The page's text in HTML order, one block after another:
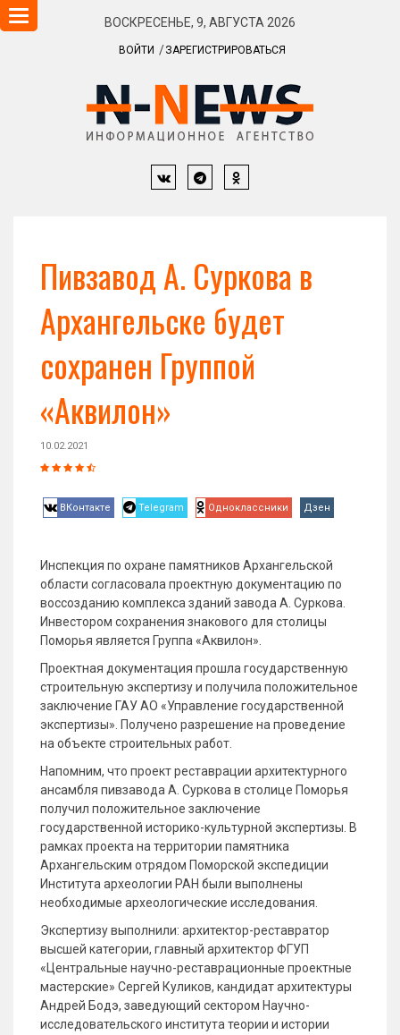
ВОСКРЕСЕНЬЕ, 9, АВГУСТА 2026
ВОЙТИ ЗАРЕГИСТРИРОВАТЬСЯ
Навигация
Пивзавод А. Суркова в
Архангельске будет
сохранен Группой
«Аквилон»
10.02.2021
ВКонтакте Telegram Одноклассники Дзен
Инспекция по охране памятников Архангельской
области согласовала проектную документацию по
воссозданию комплекса зданий завода А. Суркова.
Инвестором сохранения знакового для столицы
Поморья является Группа «Аквилон».
Проектная документация прошла государственную
строительную экспертизу и получила положительное
заключение ГАУ АО «Управление государственной
экспертизы». Получено разрешение на проведение
на объекте строительных работ.
Напомним, что проект реставрации архитектурного
ансамбля пивзавода А. Суркова в столице Поморья
получил положительное заключение
государственной историко-культурной экспертизы. В
рамках проекта на территории памятника
Архангельским отрядом Поморской экспедиции
Института археологии РАН были выполнены
необходимые археологические исследования.
Экспертизу выполнили: архитектор-реставратор
высшей категории, главный архитектор ФГУП
«Центральные научно-реставрационные проектные
мастерские» Сергей Куликов, кандидат архитектуры
Андрей Бодэ, заведующий сектором Научно-
исследовательского института теории и истории